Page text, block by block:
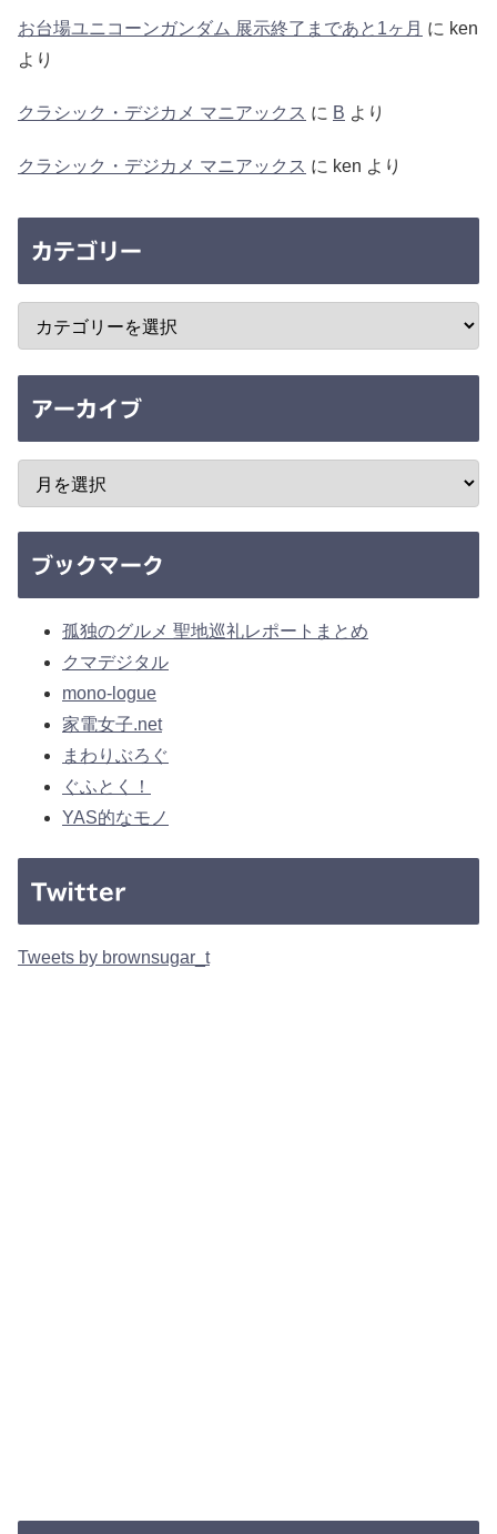
お台場ユニコーンガンダム 展示終了まであと1ヶ月 に ken
より
クラシック・デジカメ マニアックス に B より
クラシック・デジカメ マニアックス に ken より
カテゴリー
アーカイブ
ブックマーク
孤独のグルメ 聖地巡礼レポートまとめ
クマデジタル
mono-logue
家電女子.net
まわりぶろぐ
ぐふとく！
YAS的なモノ
Twitter
Tweets by brownsugar_t